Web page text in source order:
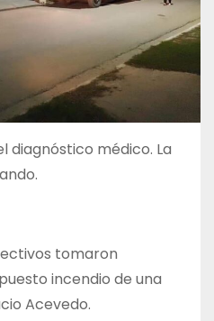
diagnóstico médico. La
tomaron
incendio de una
Acevedo.